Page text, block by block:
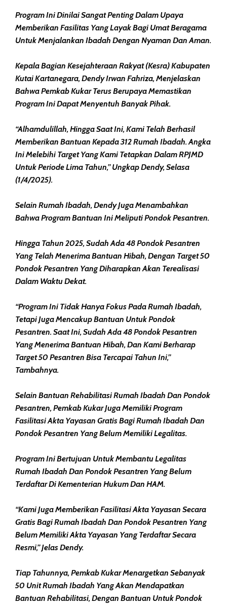
Program Ini Dinilai Sangat Penting Dalam Upaya
Memberikan Fasilitas Yang Layak Bagi Umat Beragama
Untuk Menjalankan Ibadah Dengan Nyaman Dan Aman.
Kepala Bagian Kesejahteraan Rakyat (Kesra) Kabupaten
Kutai Kartanegara, Dendy Irwan Fahriza, Menjelaskan
Bahwa Pemkab Kukar Terus Berupaya Memastikan
Program Ini Dapat Menyentuh Banyak Pihak.
“Alhamdulillah, Hingga Saat Ini, Kami Telah Berhasil
Memberikan Bantuan Kepada 312 Rumah Ibadah. Angka
Ini Melebihi Target Yang Kami Tetapkan Dalam RPJMD
Untuk Periode Lima Tahun,” Ungkap Dendy, Selasa
(1/4/2025).
Selain Rumah Ibadah, Dendy Juga Menambahkan
Bahwa Program Bantuan Ini Meliputi Pondok Pesantren.
Hingga Tahun 2025, Sudah Ada 48 Pondok Pesantren
Yang Telah Menerima Bantuan Hibah, Dengan Target 50
Pondok Pesantren Yang Diharapkan Akan Terealisasi
Dalam Waktu Dekat.
“Program Ini Tidak Hanya Fokus Pada Rumah Ibadah,
Tetapi Juga Mencakup Bantuan Untuk Pondok
Pesantren. Saat Ini, Sudah Ada 48 Pondok Pesantren
Yang Menerima Bantuan Hibah, Dan Kami Berharap
Target 50 Pesantren Bisa Tercapai Tahun Ini,”
Tambahnya.
Selain Bantuan Rehabilitasi Rumah Ibadah Dan Pondok
Pesantren, Pemkab Kukar Juga Memiliki Program
Fasilitasi Akta Yayasan Gratis Bagi Rumah Ibadah Dan
Pondok Pesantren Yang Belum Memiliki Legalitas.
Program Ini Bertujuan Untuk Membantu Legalitas
Rumah Ibadah Dan Pondok Pesantren Yang Belum
Terdaftar Di Kementerian Hukum Dan HAM.
“Kami Juga Memberikan Fasilitasi Akta Yayasan Secara
Gratis Bagi Rumah Ibadah Dan Pondok Pesantren Yang
Belum Memiliki Akta Yayasan Yang Terdaftar Secara
Resmi,” Jelas Dendy.
Tiap Tahunnya, Pemkab Kukar Menargetkan Sebanyak
50 Unit Rumah Ibadah Yang Akan Mendapatkan
Bantuan Rehabilitasi, Dengan Bantuan Untuk Pondok